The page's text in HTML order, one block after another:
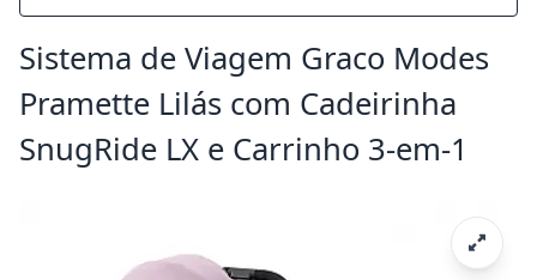
Sistema de Viagem Graco Modes
Pramette Lilás com Cadeirinha
SnugRide LX e Carrinho 3-em-1